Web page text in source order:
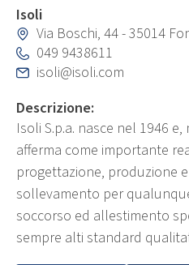
Isoli
Via Boschi, 44 - 35014
049 9438611
isoli@isoli.com
Descrizione:
Isoli S.p.a. nasce nel 1946
afferma come importante
progettazione, produzione
sollevamento per
soccorso ed allestimento
sempre alti standard